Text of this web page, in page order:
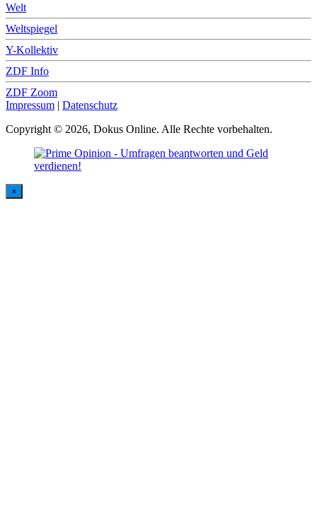
Welt
Weltspiegel
Y-Kollektiv
ZDF Info
ZDF Zoom
Impressum | Datenschutz
Copyright © 2026, Dokus Online. Alle Rechte vorbehalten.
×